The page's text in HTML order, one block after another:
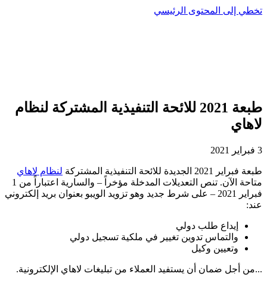
تخطي إلى المحتوى الرئيسي
طبعة 2021 للائحة التنفيذية المشتركة لنظام
لاهاي
3 فبراير 2021
طبعة فبراير 2021 الجديدة للائحة التنفيذية المشتركة
لنظام لاهاي
متاحة الآن. تنص التعديلات المدخلة مؤخراً – والسارية اعتباراً من 1
فبراير 2021 – على شرط جديد وهو تزويد الويبو بعنوان بريد إلكتروني
عند:
إيداع طلب دولي
والتماس تدوين تغيير في ملكية تسجيل دولي
وتعيين وكيل
...من أجل ضمان أن يستفيد العملاء من تبليغات لاهاي الإلكترونية.